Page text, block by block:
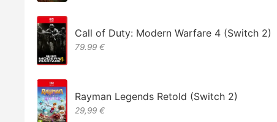
Call of Duty: Modern Warfare 4 (Switch 2)
79.99 €
Rayman Legends Retold (Switch 2)
29,99 €